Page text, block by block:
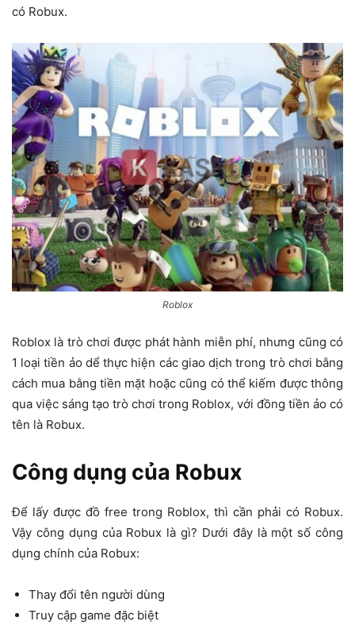
có Robux.
Roblox
Roblox là trò chơi được phát hành miễn phí, nhưng cũng có
1 loại tiền ảo dể thực hiện các giao dịch trong trò chơi bằng
cách mua bằng tiền mặt hoặc cũng có thể kiếm được thông
qua việc sáng tạo trò chơi trong Roblox, với đồng tiền ảo có
tên là Robux.
Công dụng của Robux
Để lấy được đồ free trong Roblox, thì cần phải có Robux.
Vậy công dụng của Robux là gì? Dưới đây là một số công
dụng chính của Robux:
Thay đổi tên người dùng
Truy cập game đặc biệt